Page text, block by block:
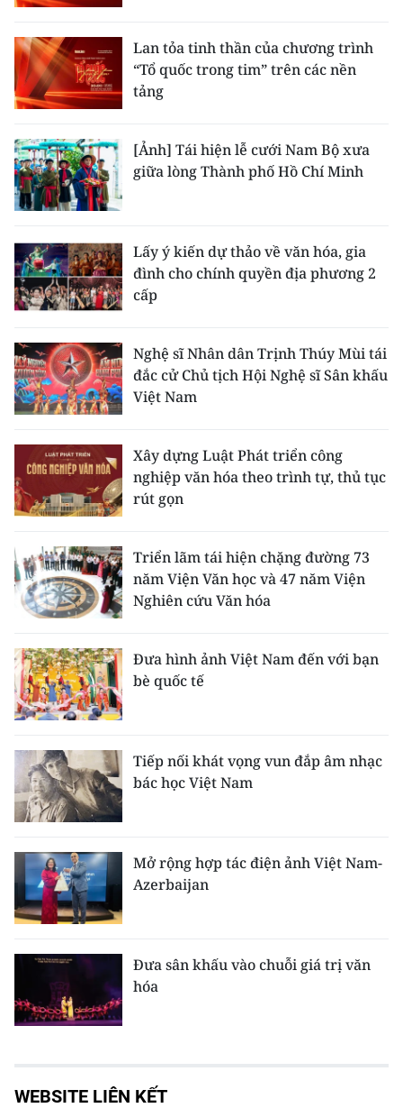
Lan tỏa tinh thần của chương trình
“Tổ quốc trong tim” trên các nền
tảng
[Ảnh] Tái hiện lễ cưới Nam Bộ xưa
giữa lòng Thành phố Hồ Chí Minh
Lấy ý kiến dự thảo về văn hóa, gia
đình cho chính quyền địa phương 2
cấp
Nghệ sĩ Nhân dân Trịnh Thúy Mùi tái
đắc cử Chủ tịch Hội Nghệ sĩ Sân khấu
Việt Nam
Xây dựng Luật Phát triển công
nghiệp văn hóa theo trình tự, thủ tục
rút gọn
Triển lãm tái hiện chặng đường 73
năm Viện Văn học và 47 năm Viện
Nghiên cứu Văn hóa
Đưa hình ảnh Việt Nam đến với bạn
bè quốc tế
Tiếp nối khát vọng vun đắp âm nhạc
bác học Việt Nam
Mở rộng hợp tác điện ảnh Việt Nam-
Azerbaijan
Đưa sân khấu vào chuỗi giá trị văn
hóa
WEBSITE LIÊN KẾT